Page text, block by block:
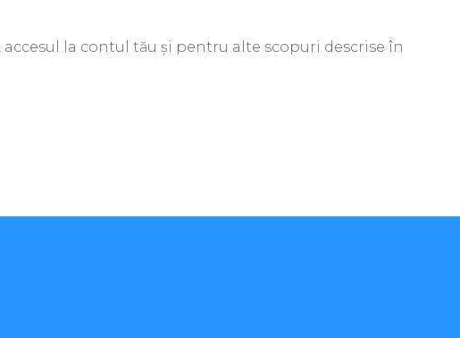
la contul tău și pentru alte scopuri descrise în